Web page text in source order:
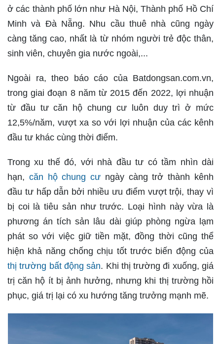
ở các thành phố lớn như Hà Nội, Thành phố Hồ Chí
Minh và Đà Nẵng. Nhu cầu thuê nhà cũng ngày
càng tăng cao, nhất là từ nhóm người trẻ độc thân,
sinh viên, chuyên gia nước ngoài,...
Ngoài ra, theo báo cáo của Batdongsan.com.vn,
trong giai đoạn 8 năm từ 2015 đến 2022, lợi nhuận
từ đầu tư căn hộ chung cư luôn duy trì ở mức
12,5%/năm, vượt xa so với lợi nhuận của các kênh
đầu tư khác cùng thời điểm.
Trong xu thế đó, với nhà đầu tư có tầm nhìn dài
hạn, căn hộ chung cư ngày càng trở thành kênh
đầu tư hấp dẫn bởi nhiều ưu điểm vượt trội, thay vì
bị coi là tiêu sản như trước. Loại hình này vừa là
phương án tích sản lâu dài giúp phòng ngừa lạm
phát so với việc giữ tiền mặt, đồng thời cũng thể
hiện khả năng chống chịu tốt trước biến động của
thị trường bất động sản. Khi thị trường đi xuống, giá
trị căn hộ ít bị ảnh hưởng, nhưng khi thị trường hồi
phục, giá trị lại có xu hướng tăng trưởng mạnh mẽ.